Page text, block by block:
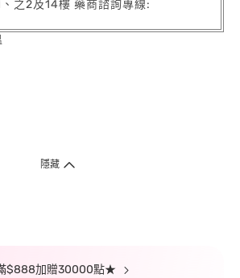
之2及14樓 藥商諮詢專線:
隱藏
$888加贈30000點★